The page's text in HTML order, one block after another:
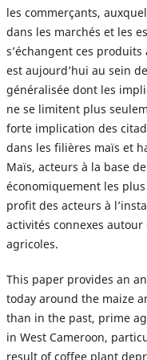
les commerçants,
dans les marchés et les
s’échangent ces
est aujourd’hui au sein
généralisée dont les
ne se limitent plus
forte implication des
dans les filières maïs et
Maïs, acteurs à la base
économiquement les
profit des acteurs à
activités connexes
agricoles.
This paper provides an
today around the maize
than in the past, prime
in West Cameroon,
result of coffee plant